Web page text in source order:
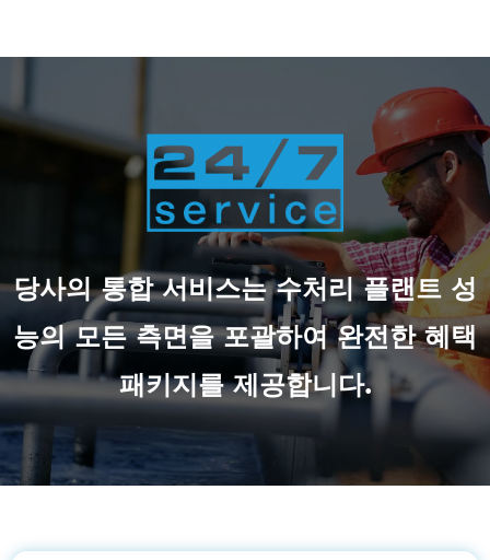
당사의 통합 서비스는 수처리 플랜트 성
능의 모든 측면을 포괄하여 완전한 혜택
패키지를 제공합니다.